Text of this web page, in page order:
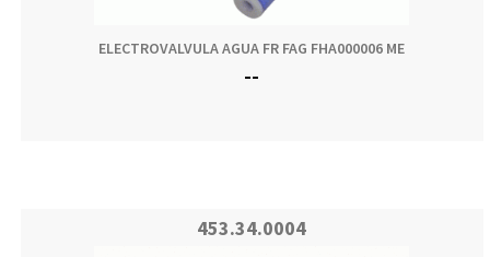
ELECTROVALVULA AGUA FR FAG FHA000006 ME
--
453.34.0004